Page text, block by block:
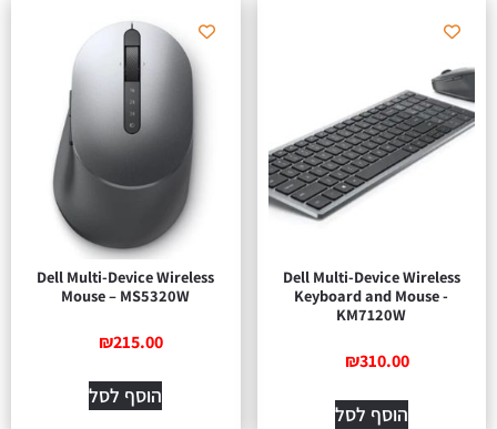
Dell Multi-Device Wireless
Keyboard and Mouse -
KM7120W
₪310.00
הוסף לסל
Dell Multi-Device Wireless
Mouse – MS5320W
₪215.00
הוסף לסל